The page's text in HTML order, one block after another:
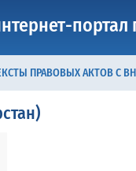
ПРАВОВЫХ АКТОВ С